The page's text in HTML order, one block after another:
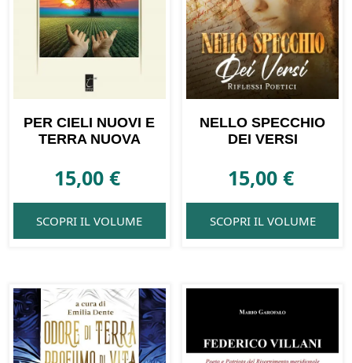
PER CIELI NUOVI E
TERRA NUOVA
15,00€
SCOPRI IL VOLUME
NELLO SPECCHIO
DEI VERSI
15,00 €
SCOPRI IL VOLUME